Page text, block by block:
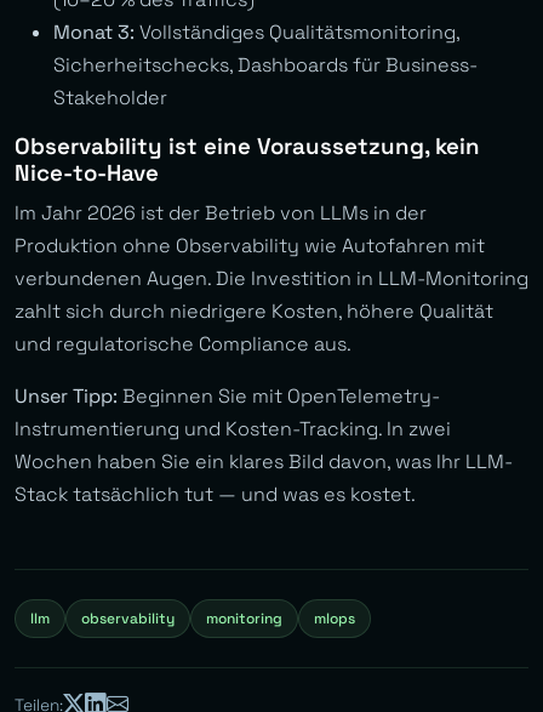
Monat 3: Vollständiges Qualitätsmonitoring,
Sicherheitschecks, Dashboards für Business-
Stakeholder
Observability ist eine Voraussetzung, kein
Nice-to-Have
Im Jahr 2026 ist der Betrieb von LLMs in der
Produktion ohne Observability wie Autofahren mit
verbundenen Augen. Die Investition in LLM-Monitoring
zahlt sich durch niedrigere Kosten, höhere Qualität
und regulatorische Compliance aus.
Unser Tipp: Beginnen Sie mit OpenTelemetry-
Instrumentierung und Kosten-Tracking. In zwei
Wochen haben Sie ein klares Bild davon, was Ihr LLM-
Stack tatsächlich tut — und was es kostet.
llm observability monitoring mlops
Teilen: